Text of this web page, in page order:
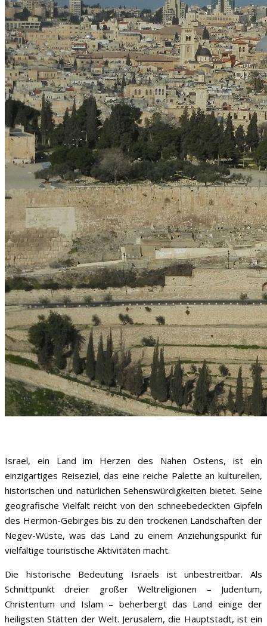
Israel, ein Land im Herzen des Nahen Ostens, ist ein
einzigartiges Reiseziel, das eine reiche Palette an kulturellen,
historischen und natürlichen Sehenswürdigkeiten bietet. Seine
geografische Vielfalt reicht von den schneebedeckten Gipfeln
des Hermon-Gebirges bis zu den trockenen Landschaften der
Negev-Wüste, was das Land zu einem Anziehungspunkt für
vielfältige touristische Aktivitäten macht.
Die historische Bedeutung Israels ist unbestreitbar. Als
Schnittpunkt dreier großer Weltreligionen – Judentum,
Christentum und Islam – beherbergt das Land einige der
heiligsten Stätten der Welt. Jerusalem, die Hauptstadt, ist ein